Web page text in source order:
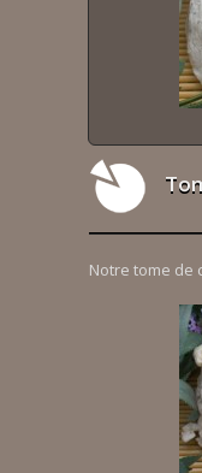
Notre tome de